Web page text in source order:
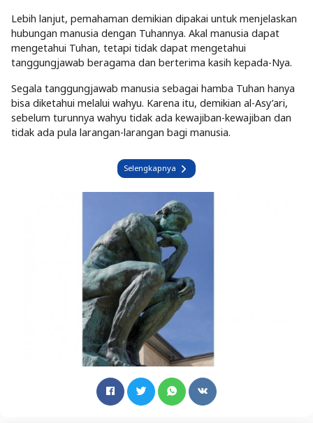
Lebih lanjut, pemahaman demikian dipakai untuk menjelaskan
hubungan manusia dengan Tuhannya. Akal manusia dapat
mengetahui Tuhan, tetapi tidak dapat mengetahui
tanggungjawab beragama dan berterima kasih kepada-Nya.
Segala tanggungjawab manusia sebagai hamba Tuhan hanya
bisa diketahui melalui wahyu. Karena itu, demikian al-Asy’ari,
sebelum turunnya wahyu tidak ada kewajiban-kewajiban dan
tidak ada pula larangan-larangan bagi manusia.
Selengkapnya